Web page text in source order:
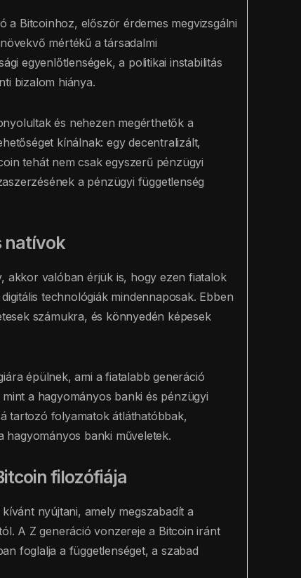
Bitcoinhoz, először érdemes megvizsgálni
mértékű a társadalmi
egyenlőtlenségek, a politikai instabilitás
bizalom hiánya.
és nehezen megérthetők a
kínálnak: egy decentralizált,
tehát nem csak egyszerű pénzügyi
a pénzügyi függetlenség
natívok
akkor valóban érjük is, hogy ezen fiatalok
technológiák mindennaposak. Ebben
számukra, és könnyedén képesek
épülnek, ami a fiatalabb generáció
a hagyományos banki és pénzügyi
tartozó folyamatok átláthatóbbak,
banki műveletek.
filozófiája
nyújtani, amely megszabadít a
A Z generáció vonzereje a Bitcoin iránt
foglalja a függetlenséget, a szabad